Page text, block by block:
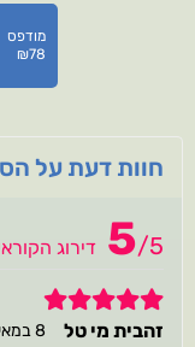
מודפס
₪78
חוות דעת על
5/5 דירוג
5
זהבית מי טל
8 במאי 2023